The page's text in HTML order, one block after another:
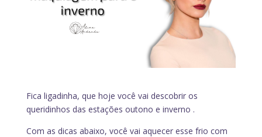
Fica ligadinha, que hoje você vai descobrir os
queridinhos das estações outono e inverno .
Com as dicas abaixo, você vai aquecer esse frio com